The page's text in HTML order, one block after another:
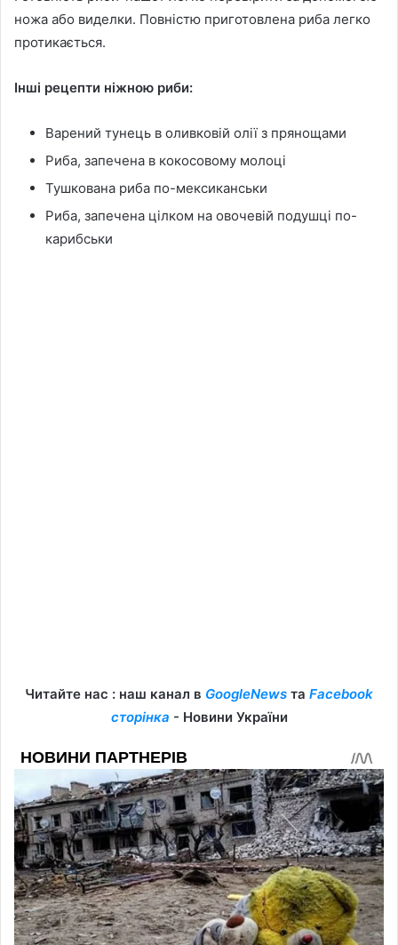
ножа або виделки. Повністю приготовлена риба легко
протикається.
Інші рецепти ніжною риби:
Варений тунець в оливковій олії з прянощами
Риба, запечена в кокосовому молоці
Тушкована риба по-мексиканськи
Риба, запечена цілком на овочевій подушці по-
карибськи
Читайте нас : наш канал в GoogleNews та Facebook
сторінка - Новини України